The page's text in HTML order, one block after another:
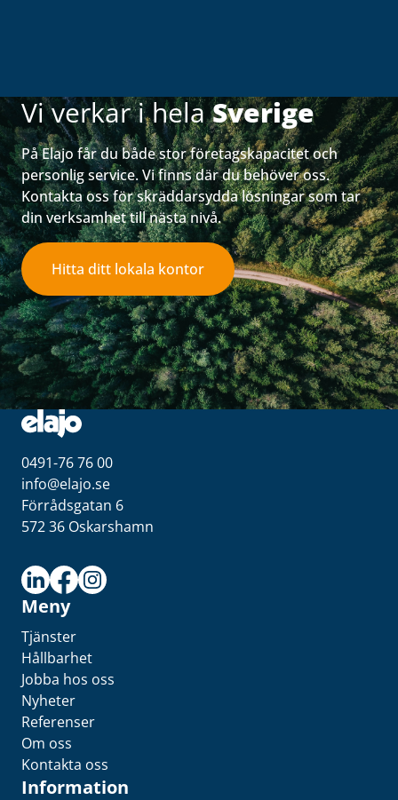
Vi verkar i helaSverige
På Elajo får du både stor företagskapacitet och
personlig service. Vi finns där du behöver oss.
Kontakta oss för skräddarsydda lösningar som tar
din verksamhet till nästa nivå.
Hitta ditt lokala kontor
0491-76 76 00
info@elajo.se
Förrådsgatan 6
572 36 Oskarshamn
Meny
Tjänster
Hållbarhet
Jobba hos oss
Nyheter
Referenser
Om oss
Kontakta oss
Information